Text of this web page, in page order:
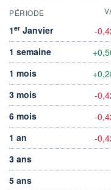
PÉRIODE
1er Janvier -
1 semaine
1 mois
3 mois
-
6 mois
-
1 an
-
3 ans
5 ans